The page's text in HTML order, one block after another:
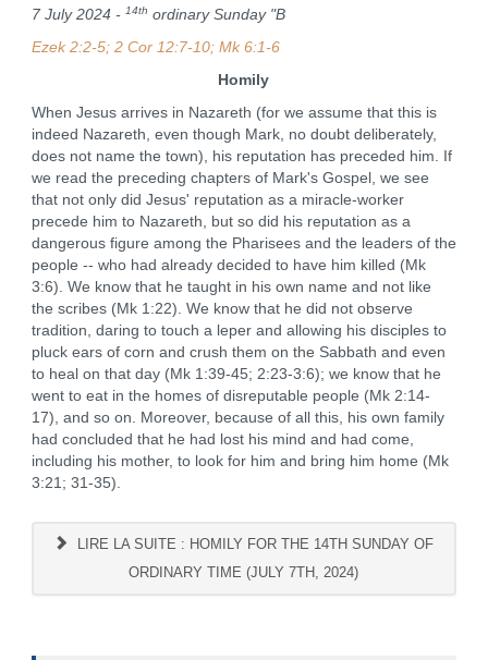
7 July 2024 - 14th ordinary Sunday "B
Ezek 2:2-5; 2 Cor 12:7-10; Mk 6:1-6
Homily
When Jesus arrives in Nazareth (for we assume that this is
indeed Nazareth, even though Mark, no doubt deliberately,
does not name the town), his reputation has preceded him. If
we read the preceding chapters of Mark's Gospel, we see
that not only did Jesus' reputation as a miracle-worker
precede him to Nazareth, but so did his reputation as a
dangerous figure among the Pharisees and the leaders of the
people -- who had already decided to have him killed (Mk
3:6). We know that he taught in his own name and not like
the scribes (Mk 1:22). We know that he did not observe
tradition, daring to touch a leper and allowing his disciples to
pluck ears of corn and crush them on the Sabbath and even
to heal on that day (Mk 1:39-45; 2:23-3:6); we know that he
went to eat in the homes of disreputable people (Mk 2:14-
17), and so on. Moreover, because of all this, his own family
had concluded that he had lost his mind and had come,
including his mother, to look for him and bring him home (Mk
3:21; 31-35).
LIRE LA SUITE : HOMILY FOR THE 14TH SUNDAY OF
ORDINARY TIME (JULY 7TH, 2024)